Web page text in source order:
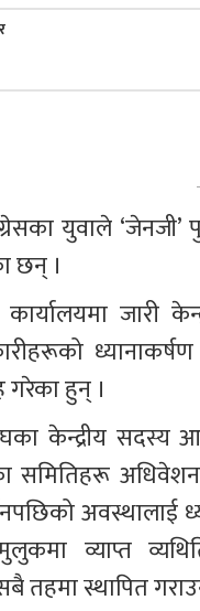
युवाले ‘जेनजी’
छन् ।
जारी
हुन् ।
केन्द्रीय सदस्य
समितिहरू
अवस्थालाई
व्याप्त
तहमा स्थापित